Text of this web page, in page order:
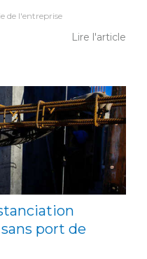
de l'entreprise
Lire l'article
port de